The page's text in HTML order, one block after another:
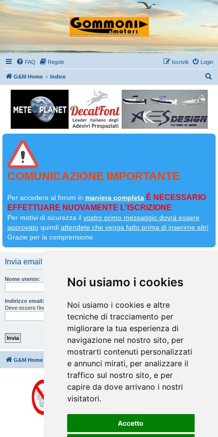
Noi usiamo i cookies
Noi usiamo i cookies e altre
tecniche di tracciamento per
migliorare la tua esperienza di
navigazione nel nostro sito, per
mostrarti contenuti personalizzati
e annunci mirati, per analizzare il
traffico sul nostro sito, e per
capire da dove arrivano i nostri
visitatori.
Accetto
FAQ Regole Login
Iscriviti
G&M Home Indice
COMUNICAZIONE IMPORTANTE
Per accedere al forum in maniera completa É NECESSARIO
EFFETTUARE NUOVAMENTE L'ISCRIZIONE
Per motivi di sicurezza il vostro primo messaggio dovrà essere
approvato quindi attendete che venga fatto prima di inserirne altri
Grazie per la comprensione
Invia email di attivazione
Nome utente:
Indirizzo email:
Deve essere l’indirizzo email che hai inserito durante la registrazione.
G&M Home Tutti gli orari sonoUTC+02:00
Cancella cookie